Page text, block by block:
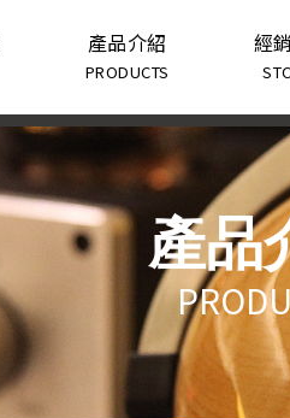
產品介紹
PRODUCTS
經
產品